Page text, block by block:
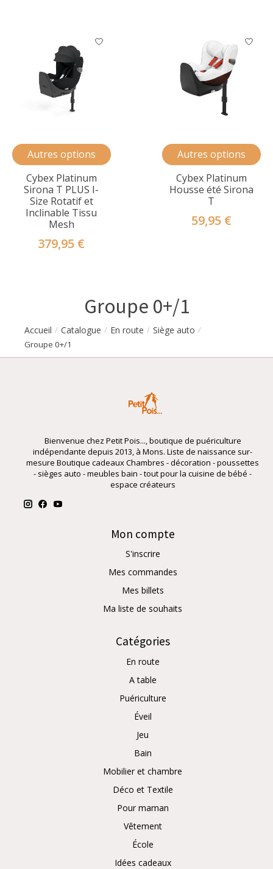
Autres options
Cybex Platinum
Sirona T PLUS I-
Size Rotatif et
Inclinable Tissu
Mesh
379,95 €
Autres options
Cybex Platinum
Housse été Sirona
T
59,95 €
Groupe 0+/1
Accueil / Catalogue / En route / Siège auto /
Groupe 0+/1
Bienvenue chez Petit Pois..., boutique de puériculture
indépendante depuis 2013, à Mons. Liste de naissance sur-
mesure Boutique cadeaux Chambres - décoration - poussettes
- sièges auto - meubles bain - tout pour la cuisine de bébé -
espace créateurs
Mon compte
S'inscrire
Mes commandes
Mes billets
Ma liste de souhaits
Catégories
En route
A table
Puériculture
Éveil
Jeu
Bain
Mobilier et chambre
Déco et Textile
Pour maman
Vêtement
École
Idées cadeaux